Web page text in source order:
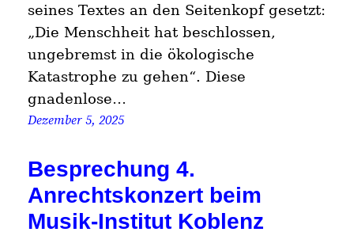
seines Textes an den Seitenkopf gesetzt:
„Die Menschheit hat beschlossen,
ungebremst in die ökologische
Katastrophe zu gehen“. Diese
gnadenlose…
Dezember 5, 2025
Besprechung 4.
Anrechtskonzert beim
Musik-Institut Koblenz